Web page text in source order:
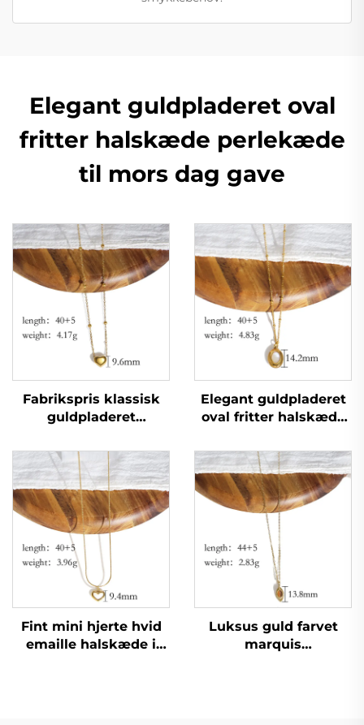
Elegant guldpladeret oval
fritter halskæde perlekæde
til mors dag gave
Fabrikspris klassisk
guldpladeret
formet par halskæde
Elegant guldpladeret
oval fritter halskæde
dag gave
Fint mini hjerte hvid
emaille halskæde i
Luksus guld farvet
marquis